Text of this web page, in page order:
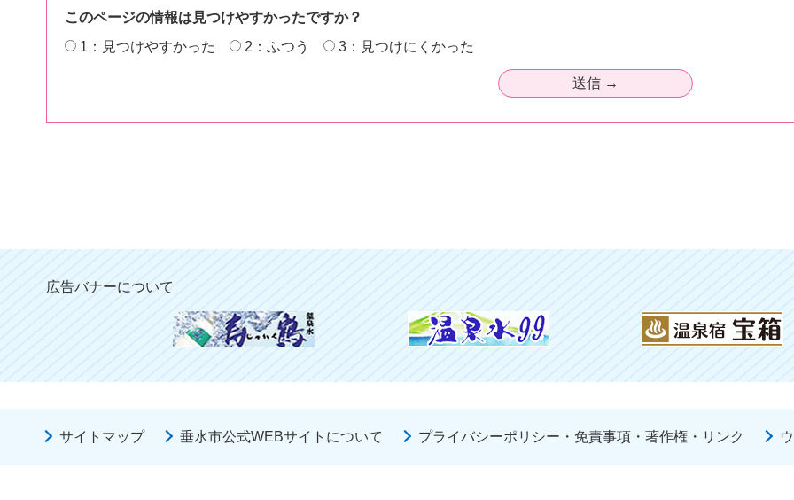
このページの情報は見つけやすかったですか？
1：見つけやすかった
2：ふつう 3：見つけにくかった
広告バナーについて
サイトマップ 垂水市公式WEBサイトについて プライバシーポリシー・免責事項・著作権・リンク